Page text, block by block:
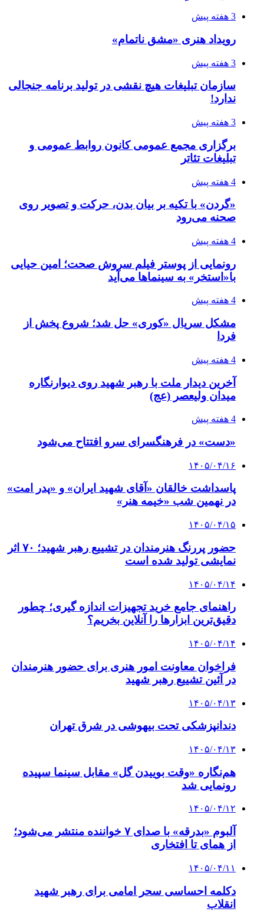
3 هفته پیش
رویداد هنری «مشق ناتمام»
3 هفته پیش
سازمان تبلیغات هیچ نقشی در تولید برنامه جنجالی
ندارد!
3 هفته پیش
برگزاری مجمع عمومی کانون روابط عمومی و
تبلیغات تئاتر
4 هفته پیش
«گردن» با تکیه بر بیان بدن، حرکت و تصویر روی
صحنه می‌رود
4 هفته پیش
رونمایی از پوستر فیلم سروش صحت؛ امین حیایی
با«استخر» به سینماها می‌آید
4 هفته پیش
مشکل سریال «کوری» حل شد؛ شروع پخش از
فردا
4 هفته پیش
آخرین دیدار ملت با رهبر شهید روی دیوارنگاره
میدان ولیعصر (عج)
4 هفته پیش
«دست» در فرهنگسرای سرو افتتاح می‌شود
۱۴۰۵/۰۴/۱۶
پاسداشت خالقان «آقای شهید ایران» و «پدر امت»
در نهمین شب «خیمه هنر»
۱۴۰۵/۰۴/۱۵
حضور پررنگ هنرمندان در تشییع رهبر شهید؛ ۷۰ اثر
نمایشی تولید شده است
۱۴۰۵/۰۴/۱۴
راهنمای جامع خرید تجهیزات اندازه گیری؛ چطور
دقیق‌ترین ابزارها را آنلاین بخریم؟
۱۴۰۵/۰۴/۱۴
فراخوان معاونت امور هنری برای حضور هنرمندان
در آئین تشییع رهبر شهید
۱۴۰۵/۰۴/۱۳
دندانپزشکی تحت بیهوشی در شرق تهران
۱۴۰۵/۰۴/۱۳
هم‌نگاره «وقت بوییدن گل» مقابل سینما سپیده
رونمایی شد
۱۴۰۵/۰۴/۱۲
آلبوم «بدرقه» با صدای ۷ خواننده منتشر می‌شود؛
از همای تا افتخاری
۱۴۰۵/۰۴/۱۱
دکلمه‌ احساسی سحر امامی برای رهبر شهید
انقلاب